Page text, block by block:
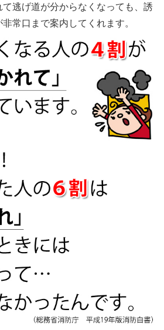
逃げ道が分からなくなっても、誘
常口まで案内してくれます。